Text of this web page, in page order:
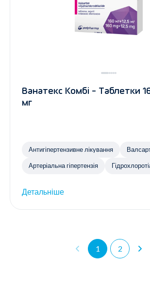
Ванатекс Комбі - Таблетки
мг
Антигіпертензивне лікування
Артеріальна гіпертензія
Детальніше
1 2